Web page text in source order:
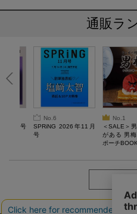
通販ラ
10月号
No.6
SPRiNG 2026年11月
号
No.1
＜SALE＞
がある 男
ポーチBOOK